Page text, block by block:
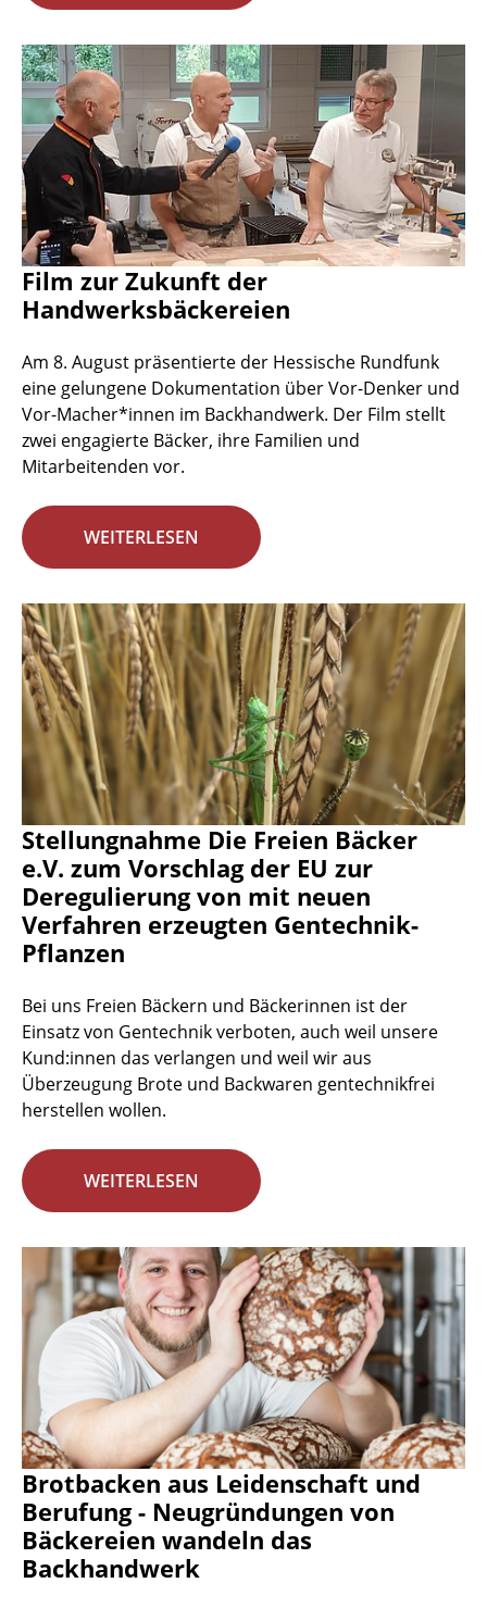
Film zur Zukunft der
Handwerksbäckereien
Am 8. August präsentierte der Hessische Rundfunk
eine gelungene Dokumentation über Vor-Denker und
Vor-Macher*innen im Backhandwerk. Der Film stellt
zwei engagierte Bäcker, ihre Familien und
Mitarbeitenden vor.
WEITERLESEN
Stellungnahme Die Freien Bäcker
e.V. zum Vorschlag der EU zur
Deregulierung von mit neuen
Verfahren erzeugten Gentechnik-
Pflanzen
Bei uns Freien Bäckern und Bäckerinnen ist der
Einsatz von Gentechnik verboten, auch weil unsere
Kund:innen das verlangen und weil wir aus
Überzeugung Brote und Backwaren gentechnikfrei
herstellen wollen.
WEITERLESEN
Brotbacken aus Leidenschaft und
Berufung - Neugründungen von
Bäckereien wandeln das
Backhandwerk